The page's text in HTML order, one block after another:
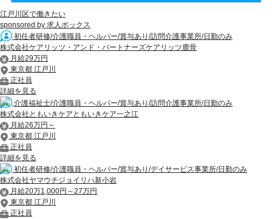
江戸川区で働きたい
sponsored by 求人ボックス
初任者研修/介護職員・ヘルパー/賞与あり/訪問介護事業所/日勤のみ
株式会社ケアリッツ・アンド・パートナーズケアリッツ鹿骨
月給29万円
東京都 江戸川
正社員
詳細を見る
介護福祉士/介護職員・ヘルパー/賞与あり/訪問介護事業所/日勤のみ
株式会社ともいきケアともいきケア一之江
月給26万円～
東京都 江戸川
正社員
詳細を見る
初任者研修/介護職員・ヘルパー/賞与あり/デイサービス事業所/日勤のみ
株式会社ヤマウチジョイリハ新小岩
月給20万1,000円～27万円
東京都 江戸川
正社員